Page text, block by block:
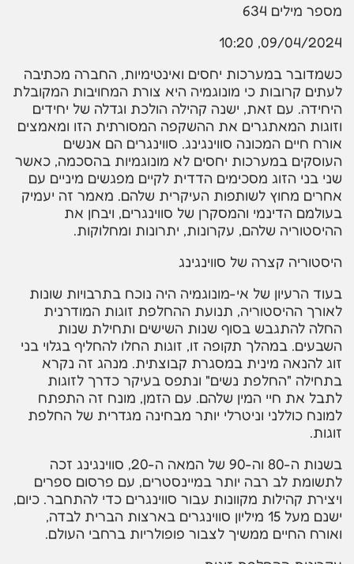
מספר מילים 634
09/04/2024, 10:20
כשמדובר במערכות יחסים ואינטימיות, החברה מכתיבה
לעתים קרובות כי מונוגמיה היא צורת המחויבות המקובלת
היחידה. עם זאת, ישנה קהילה הולכת וגדלה של יחידים
וזוגות המאתגרים את ההשקפה המסורתית הזו ומאמצים
אורח חיים המכונה סווינגינג. סווינגרים הם אנשים
העוסקים במערכות יחסים לא מונוגמיות בהסכמה, כאשר
שני בני הזוג מסכימים הדדית לקיים מפגשים מיניים עם
אחרים מחוץ לשותפות העיקרית שלהם. מאמר זה יעמיק
בעולמם הדינמי והמסקרן של סווינגרים, ויבחן את
ההיסטוריה שלהם, עקרונות, יתרונות ומחלוקות.
היסטוריה קצרה של סווינגינג
בעוד הרעיון של אי-מונוגמיה היה נוכח בתרבויות שונות
לאורך ההיסטוריה, תנועת ההחלפת זוגות המודרנית
החלה להתגבש בסוף שנות השישים ותחילת שנות
השבעים. במהלך תקופה זו, זוגות החלו להחליף בגלוי בני
זוג להנאה מינית במסגרת קבוצתית. מנהג זה נקרא
בתחילה "החלפת נשים" ונתפס בעיקר כדרך לזוגות
לתבל את חיי המין שלהם. עם הזמן, מונח זה התפתח
למונח כוללני וניטרלי יותר מבחינה מגדרית של החלפת
זוגות.
בשנות ה-80 וה-90 של המאה ה-20, סווינגינג זכה
לתשומת לב רבה יותר במיינסטרים, עם פרסום ספרים
ויצירת קהילות מקוונות עבור סווינגרים כדי להתחבר. כיום,
ישנם מעל 15 מיליון סווינגרים בארצות הברית לבדה,
ואורח החיים ממשיך לצבור פופולריות ברחבי העולם.